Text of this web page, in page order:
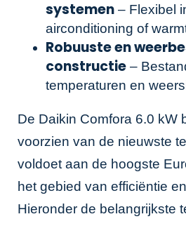
systemen – Flexibel
airconditioning of
Robuuste en
constructie –
temperaturen en
De Daikin Comfora 6.0 kW
voorzien van de nieuwste
voldoet aan de hoogste
het gebied van efficiëntie
Hieronder de belangrijkste